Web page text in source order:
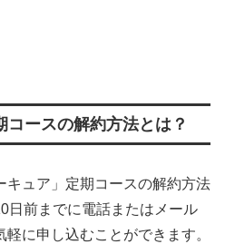
コースの解約方法とは？
キュア」定期コースの解約方法
日前までに電話またはメール
に申し込むことができます。